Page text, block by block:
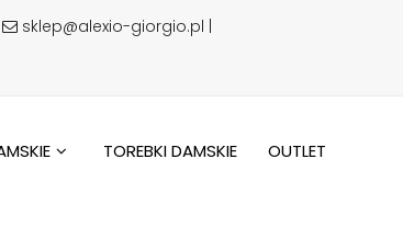
sklep@alexio-giorgio.pl |
TOREBKI DAMSKIE OUTLET